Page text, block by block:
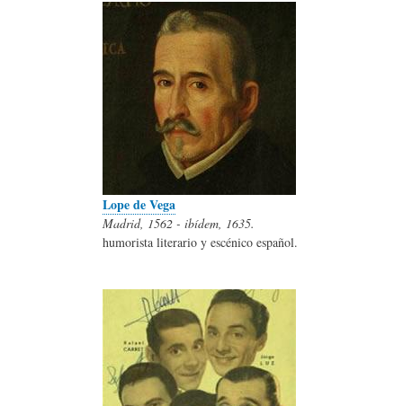
Lope de Vega
Madrid, 1562 - ibídem, 1635.
humorista literario y escénico español.